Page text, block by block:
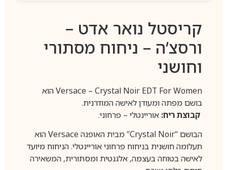
קריסטל נואר אדט –
ורסצ’ה – ניחוח מסתורי
וחושני
Versace – Crystal Noir EDT For Women הוא
בושם מפתה ומעודן לאישה המודרנית.
קבוצת ריח:אוריינטלי – פרחוני.
הבושם “Crystal Noir” מבית האופנה Versace הוא
תעלומה חושנית בניחוח פרחוני אוריינטלי. הניחוח מיועד
לאישה בטוחה בעצמה, אלגנטית ומסתורית, המשאירה